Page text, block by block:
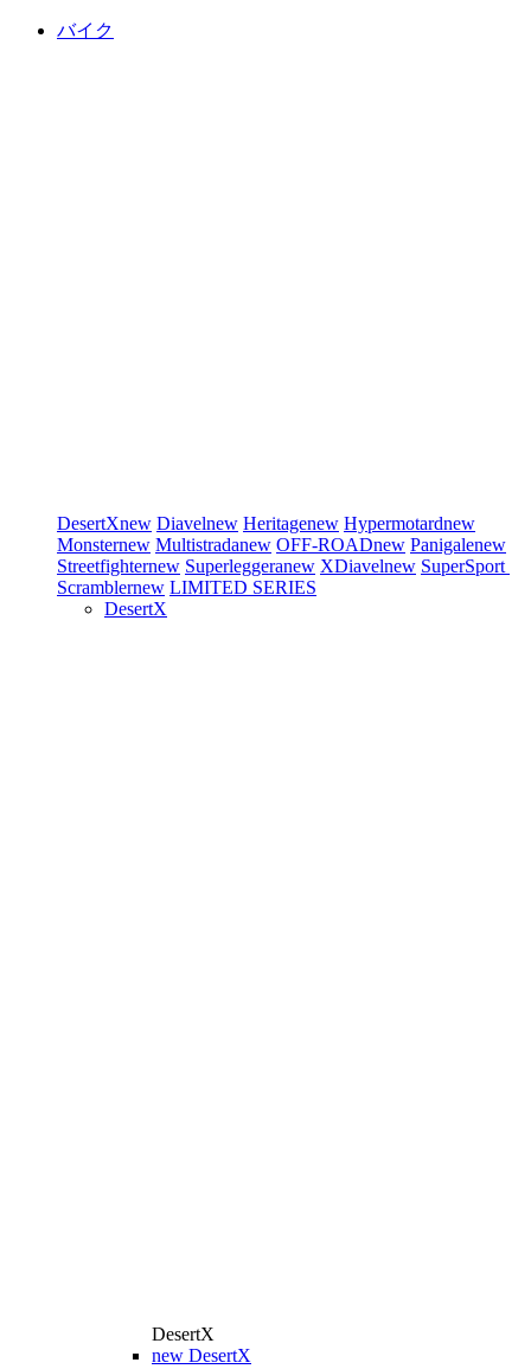
バイク
DesertXnew Diavelnew Heritagenew Hypermotardnew
Monsternew Multistradanew OFF-ROADnew Panigalenew
Streetfighternew Superleggeranew XDiavelnew SuperSport
Scramblernew LIMITED SERIES
DesertX
DesertX
new DesertX